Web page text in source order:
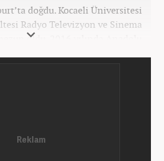
doğdu. Kocaeli Üniversitesi
Radyo Televizyon ve Sinema
oldu. 2016 yılında Anadolu